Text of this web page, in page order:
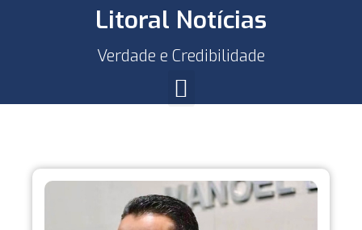
Litoral Notícias
Verdade e Credibilidade